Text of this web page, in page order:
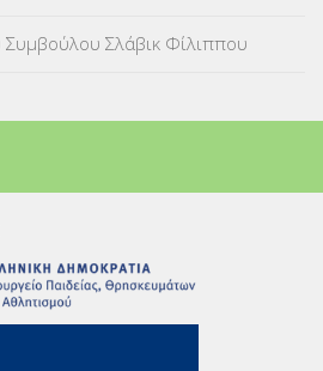
Συμβούλου Σλάβικ Φίλιππου